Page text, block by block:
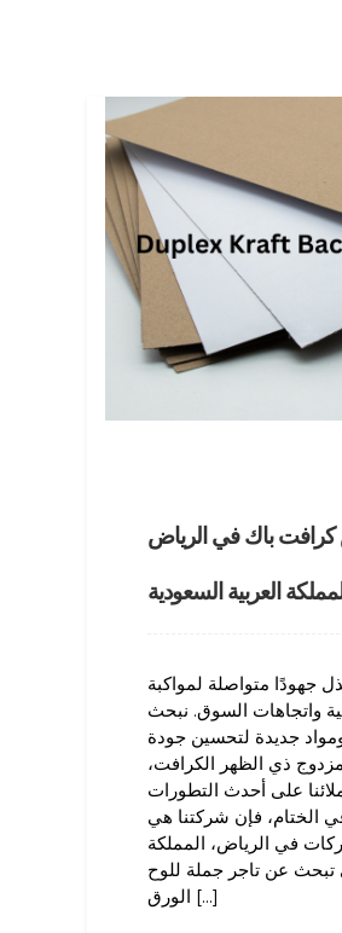
باك في الرياض
العربية السعودية
جهودًا متواصلة لمواكبة
واتجاهات السوق. نبحث
جديدة لتحسين جودة
ذي الظهر الكرافت،
على أحدث التطورات
الختام، فإن شركتنا هي
في الرياض، المملكة
تبحث عن تاجر جملة للوح
الورق [...]